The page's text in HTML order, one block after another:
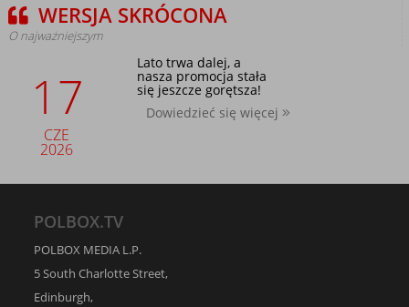
WERSJA SKRÓCONA
O najważniejszym
17
CZE
2026
Lato trwa dalej, a
nasza promocja stała
się jeszcze gorętsza!
Dowiedzieć się więcej
POLBOX.TV
POLBOX MEDIA L.P.
5 South Charlotte Street,
Edinburgh,